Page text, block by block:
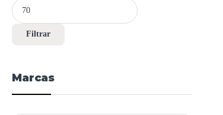
Filtrar
Marcas